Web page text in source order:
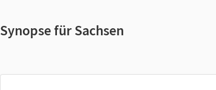
Synopse für Sachsen